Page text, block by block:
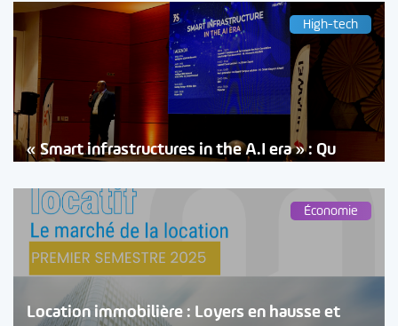
High-tech
« Smart infrastructures in the A.I era » : Qu
Économie
Location immobilière : Loyers en hausse et